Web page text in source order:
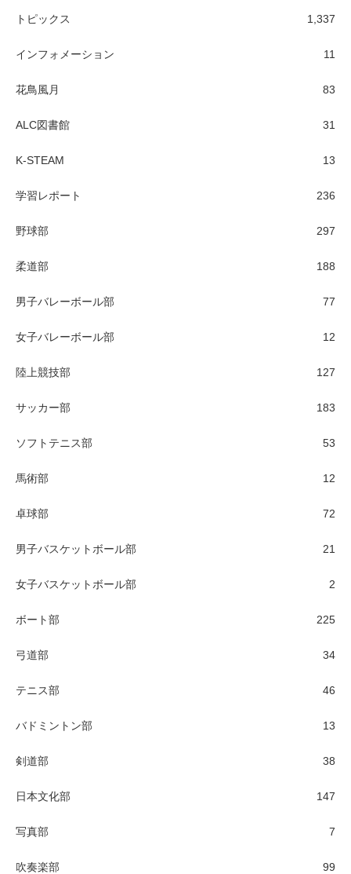
トピックス 1,337
インフォメーション 11
花鳥風月 83
ALC図書館 31
K-STEAM 13
学習レポート 236
野球部 297
柔道部 188
男子バレーボール部 77
女子バレーボール部 12
陸上競技部 127
サッカー部 183
ソフトテニス部 53
馬術部 12
卓球部 72
男子バスケットボール部 21
女子バスケットボール部 2
ボート部 225
弓道部 34
テニス部 46
バドミントン部 13
剣道部 38
日本文化部 147
写真部 7
吹奏楽部 99